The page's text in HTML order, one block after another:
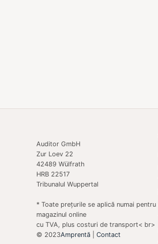
Auditor GmbH
Zur Loev 22
42489 Wülfrath
HRB 22517
Tribunalul Wuppertal
* Toate prețurile se aplică numai pentru
magazinul online
cu TVA, plus costuri de transport< br>
© 2023Amprentă Contact